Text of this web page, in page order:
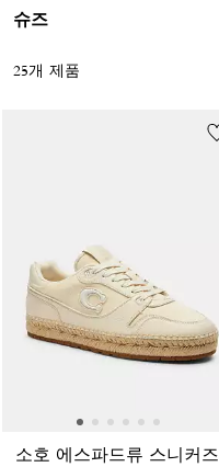
슈즈
25개 제품
소호 에스파드류 스니커즈